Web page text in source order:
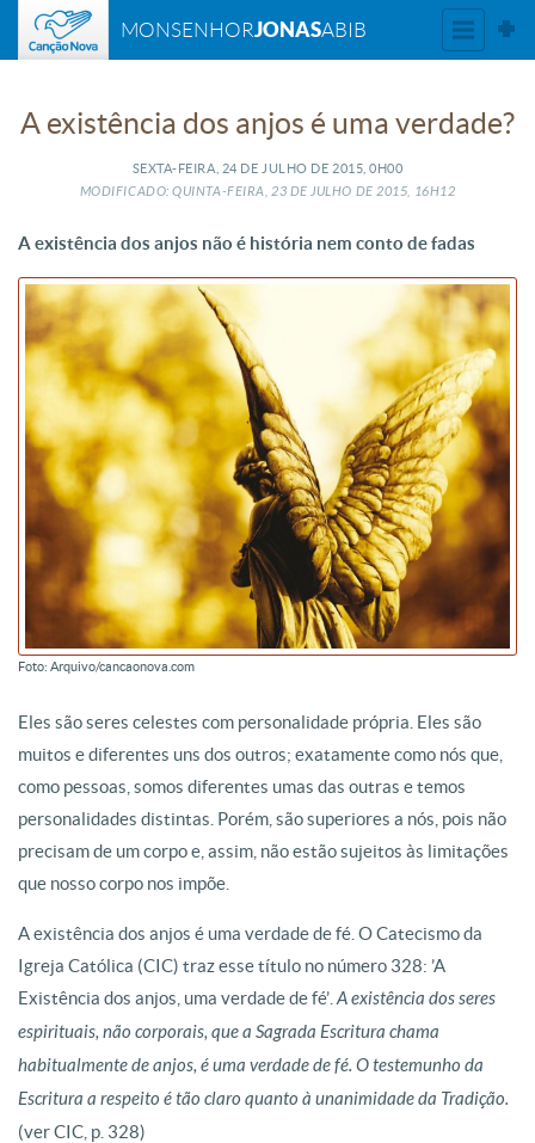
MONSENHORJONASABIB
A existência dos anjos é uma verdade?
SEXTA-FEIRA, 24 DE JULHO DE 2015, 0H00
MODIFICADO: QUINTA-FEIRA, 23 DEJULHO DE2015, 16H12
A existência dos anjos não é história nem conto de fadas
Foto: Arquivo/cancaonova.com
Eles são seres celestes com personalidade própria. Eles são
muitos e diferentes uns dos outros; exatamente como nós que,
como pessoas, somos diferentes umas das outras e temos
personalidades distintas. Porém, são superiores a nós, pois não
precisam de um corpo e, assim, não estão sujeitos às limitações
que nosso corpo nos impõe.
A existência dos anjos é uma verdade de fé. O Catecismo da
Igreja Católica (CIC) traz esse título no número 328: ’A
Existência dos anjos, uma verdade de fé’. A existência dos seres
espirituais, não corporais, que a Sagrada Escritura chama
habitualmente de anjos, é uma verdade de fé. O testemunho da
Escritura a respeito é tão claro quanto à unanimidade da Tradição.
(ver CIC, p. 328)